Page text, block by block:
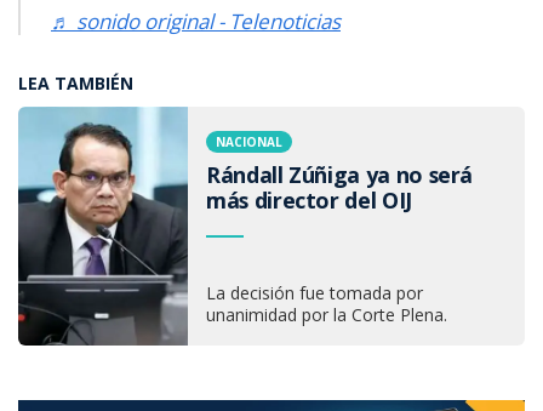
♬ sonido original - Telenoticias
LEA TAMBIÉN
NACIONAL
Rándall Zúñiga ya no será
más director del OIJ
La decisión fue tomada por
unanimidad por la Corte Plena.